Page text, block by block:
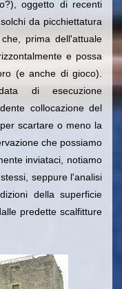
oggetto di recenti
da picchiettatura
prima dell'attuale
e possa
(e anche di gioco).
di esecuzione
collocazione del
scartare o meno la
che possiamo
inviataci, notiamo
seppure l'analisi
della superficie
predette scalfitture